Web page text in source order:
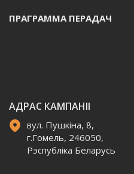
ПРАГРАММА ПЕРАДАЧ
АДРАС КАМПАНІІ
вул. Пушкіна, 8,
г.Гомель, 246050,
Рэспубліка Беларусь